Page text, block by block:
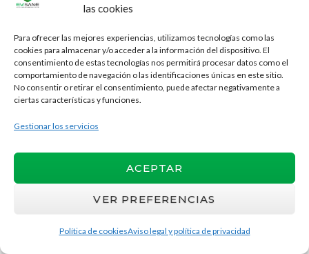
las cookies
Para ofrecer las mejores experiencias, utilizamos tecnologías como las
cookies para almacenar y/o acceder a la información del dispositivo. El
consentimiento de estas tecnologías nos permitirá procesar datos como el
comportamiento de navegación o las identificaciones únicas en este sitio.
No consentir o retirar el consentimiento, puede afectar negativamente a
ciertas características y funciones.
Gestionar los servicios
ACEPTAR
VER PREFERENCIAS
Política de cookiesAviso legal y política de privacidad
Zona de ayuda 24/7
Disfruta de un práctico, amplio y potente